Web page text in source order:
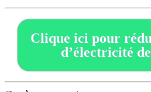
Clique ici pour
d’électricité